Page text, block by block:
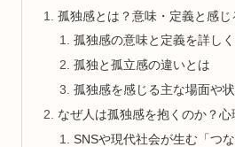
孤独感とは？意味・定義と感じ
孤独感の意味と定義を詳し
孤独と孤立感の違いとは
孤独感を感じる主な場面や
なぜ人は孤独感を抱くのか？
SNSや現代社会が生む「つ